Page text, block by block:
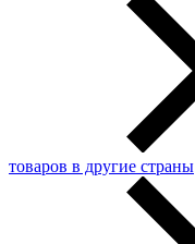
товаров в другие страны